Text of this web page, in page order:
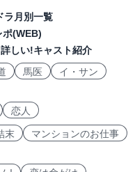
ラ月別一覧
ポ(WEB)
しい!キャスト紹介
馬医
イ・サン
恋人
末
マンションのお仕事